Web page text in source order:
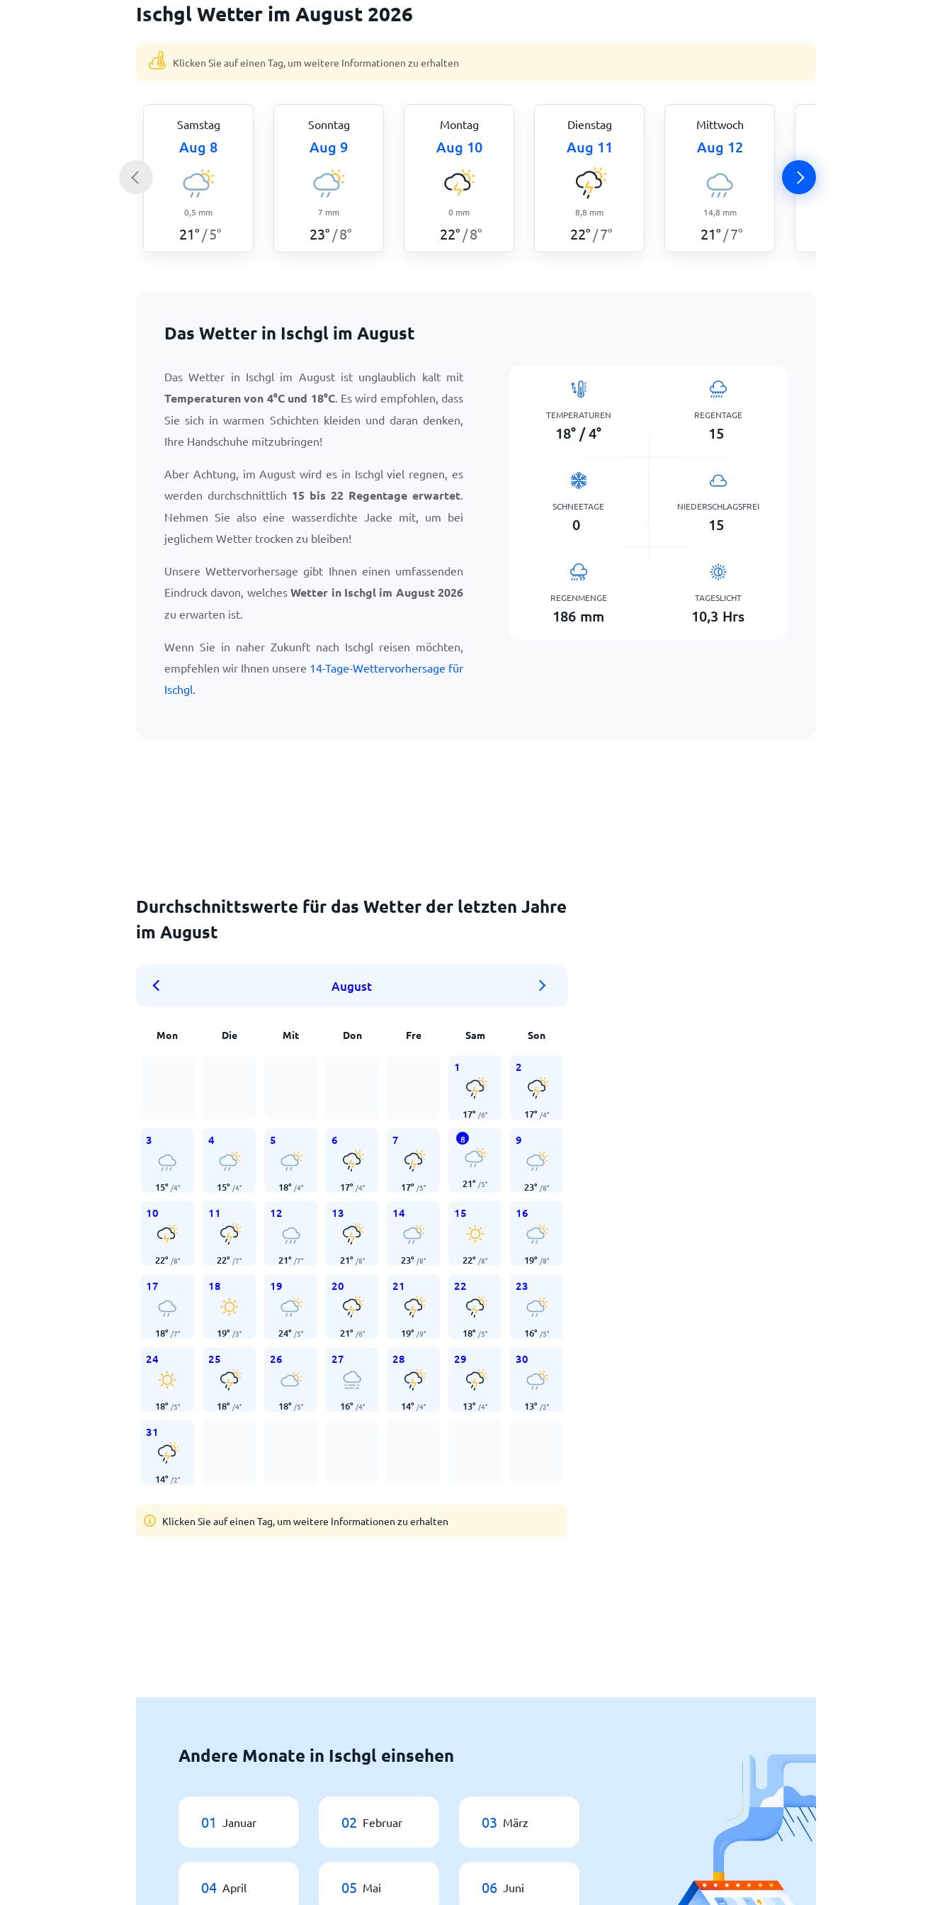
Ischgl Wetter im August 2026
Klicken Sie auf einen Tag, um weitere Informationen zu erhalten
Samstag
Aug 8
0,5 mm
21° /5°
Sonntag
Aug 9
7 mm
23° /8°
Montag
Aug 10
0 mm
22° /8°
Dienstag
Aug 11
8,8 mm
22° /7°
Mittwoch
Aug 12
14,8 mm
21° /7°
Das Wetter in Ischgl im August
Das Wetter in Ischgl im August ist unglaublich kalt mit
Temperaturen von 4°Cund 18°C. Es wird empfohlen, dass
Sie sich in warmen Schichten kleiden und daran denken,
Ihre Handschuhe mitzubringen!
Aber Achtung, im August wird es in Ischgl viel regnen, es
werden durchschnittlich 15 bis 22 Regentage erwartet.
Nehmen Sie also eine wasserdichte Jacke mit, um bei
jeglichem Wetter trocken zu bleiben!
Unsere Wettervorhersage gibt Ihnen einen umfassenden
Eindruck davon, welchesWetter in Ischgl im August 2026
zu erwarten ist.
Wenn Sie in naher Zukunft nach Ischgl reisen möchten,
empfehlen wir Ihnen unsere 14-Tage-Wettervorhersage für
Ischgl.
TEMPERATUREN
18° /4°
REGENTAGE
15
SCHNEETAGE
0
NIEDERSCHLAGSFREI
15
REGENMENGE
186 mm
TAGESLICHT
10,3 Hrs
Durchschnittswerte für das Wetter der letzten Jahre
im August
August
Mon Die Mit Don Fre Sam Son
1
17° /6°
2
17° /4°
3
15° /4°
4
15° /4°
5
18° /4°
6
17° /4°
7
17° /5°
8
21° /5°
9
23° /8°
10
22° /8°
11
22° /7°
12
21° /7°
13
21° /8°
14
23° /8°
15
22° /8°
16
19° /8°
17
18° /7°
18
19° /3°
19
24° /5°
20
21° /6°
21
19° /9°
22
18° /5°
23
16° /5°
24
18° /5°
25
18° /4°
26
18° /5°
27
16° /4°
28
14° /4°
29
13° /4°
30
13° /2°
31
14° /2°
Klicken Sie auf einen Tag, um weitere Informationen zu erhalten
Andere Monate in Ischgl einsehen
01 Januar 02 Februar 03 März
04 April 05 Mai 06 Juni